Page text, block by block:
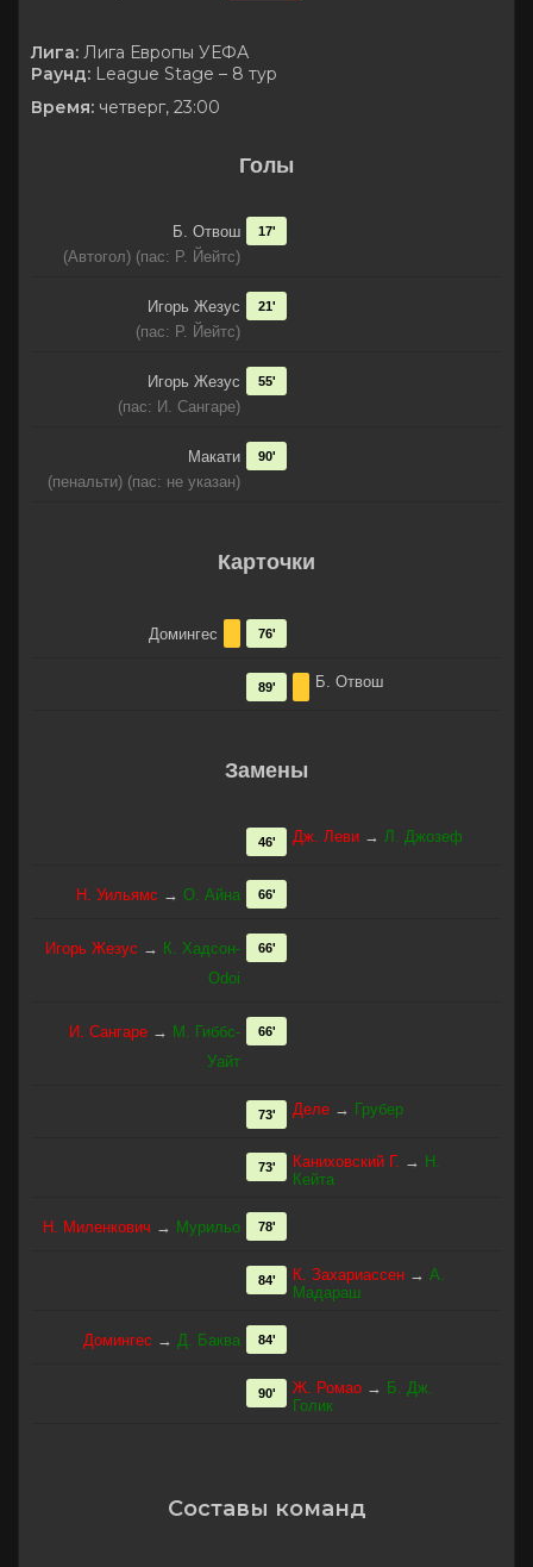
Лига: Лига Европы УЕФА
Раунд: League Stage – 8 тур
Время: четверг, 23:00
Голы
Б. Отвош
(Автогол) (пас: Р. Йейтс)
17'
Игорь Жезус
(пас: Р. Йейтс)
21'
Игорь Жезус
(пас: И. Сангаре)
55'
Макати
(пенальти) (пас: не указан)
90'
Карточки
Домингес 76'
Б. Отвош
89'
Замены
Дж. Леви → Л. Джозеф
46'
Н. Уильямс → О. Айна 66'
Игорь Жезус → К. Хадсон-
Оdoi
66'
И. Сангаре → М. Гиббс-
Уайт
66'
Деле → Грубер
73'
Каниховский Г. → Н.
Кейта
73'
Н. Миленкович → Мурильо 78'
К. Захариассен → А.
Мадараш
84'
Домингес → Д. Баква 84'
Ж. Ромао → Б. Дж.
Голик
90'
Составы команд